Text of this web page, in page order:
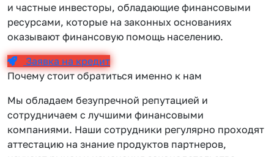
и частные инвесторы, обладающие финансовыми
ресурсами, которые на законных основаниях
оказывают финансовую помощь населению.
Заявка на кредит
Почему стоит обратиться именно к нам
Мы обладаем безупречной репутацией и
сотрудничаем с лучшими финансовыми
компаниями. Наши сотрудники регулярно проходят
аттестацию на знание продуктов партнеров,